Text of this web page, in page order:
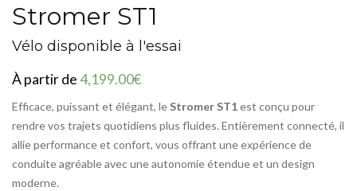
Stromer ST1
Vélo disponible à l'essai
À partir de 4,199.00€
Efficace, puissant et élégant, le Stromer ST1est conçu pour
rendre vos trajets quotidiens plus fluides. Entièrement connecté, il
allie performance et confort, vous offrant une expérience de
conduite agréable avec une autonomie étendue et un design
moderne.